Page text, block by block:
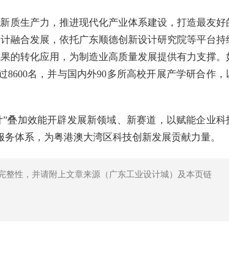
质生产力，推进现代化产业体系建设，打造最友好
融合发展，依托广东顺德创新设计研究院等平台持
的转化应用，为制造业高质量发展提供有力支撑。
名，并与国内外90多所高校开展产学研合作，
叠加效能开辟发展新领域、新赛道，以赋能企业科
体系，为粤港澳大湾区科技创新发展贡献力量。
整性，并请附上文章来源（广东工业设计城）及本页链